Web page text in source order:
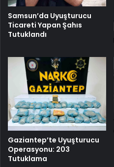
Samsun’da Uyuşturucu
Ticareti Yapan Şahıs
Tutuklandı
Gaziantep’te Uyuşturucu
Operasyonu: 203
Tutuklama